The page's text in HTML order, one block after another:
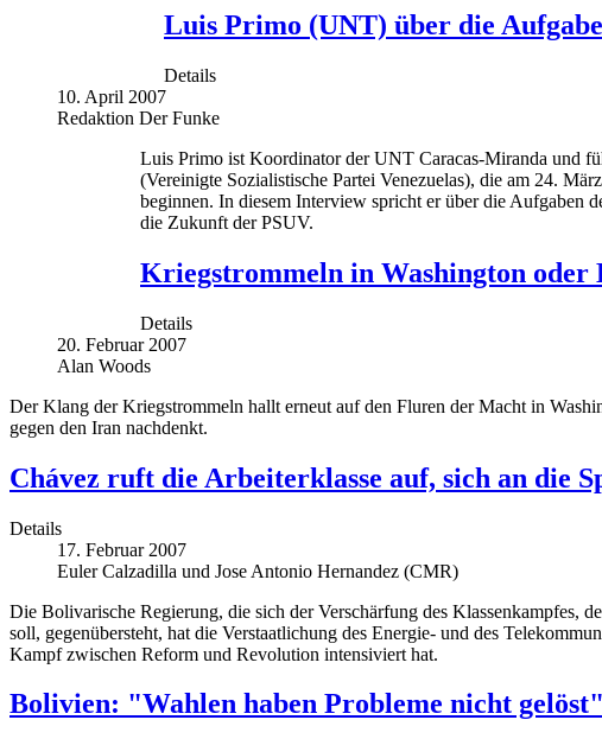
Luis Primo (UNT) über die
Details
10. April 2007
Redaktion Der Funke
Luis Primo ist Koordinator der UNT Caracas-Miranda und
(Vereinigte Sozialistische Partei Venezuelas), die am 24.
beginnen. In diesem Interview spricht er über die Aufgaben
die Zukunft der PSUV.
Kriegstrommeln in Washington oder
Details
20. Februar 2007
Alan Woods
Der Klang der Kriegstrommeln hallt erneut auf den Fluren der Macht in
gegen den Iran nachdenkt.
Chávez ruft die Arbeiterklasse auf, sich an die
Details
17. Februar 2007
Euler Calzadilla und Jose Antonio Hernandez (CMR)
Die Bolivarische Regierung, die sich der Verschärfung des Klassenkampfes,
soll, gegenübersteht, hat die Verstaatlichung des Energie- und des
Kampf zwischen Reform und Revolution intensiviert hat.
Bolivien: "Wahlen haben Probleme nicht